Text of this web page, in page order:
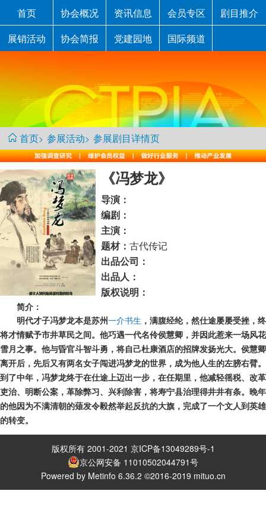
首页 协会概况 资讯信息 会员专区
剧目推介
展销活动
协会简报 党建园地 国际频道
首页> 参展活动> 参展剧目详情页
《冯梦龙》
导演：
编剧：
主演：
题材： 古代传记
出品公司：
出品人：
版权说明：
简介：
明代才子冯梦龙本是苏州一介书生 ，满腹经纶，然仕途屡屡受挫，终
将才情赋予市井草民之间。他巧遇一代名伶侯慧卿，并因此惹来一场风花
雪月之事。他与昏官斗智斗勇，将自己杜康酒店的招牌发扬光大。侯慧卿
离开后，先后又有两名女子闯进冯梦龙的世界，成为他人生的左膀右臂。
到了中年，冯梦龙终于在仕途上迈出一步，在任期里，他减轻徭税、改革
吏治、明断公案，革除弊习、兴利除害，将寿宁县治理得井井有条。晚年
的他因为不满清朝的薙发令毅然举起反抗的大旗，完成了一个文人到英雄
的转变。
版权所有 2001-2021 京ICP备13049289号-1
京公网安备 11010502044791号
Powered by Metinfo 6.36.2 ©2016-2019 mituo.cn